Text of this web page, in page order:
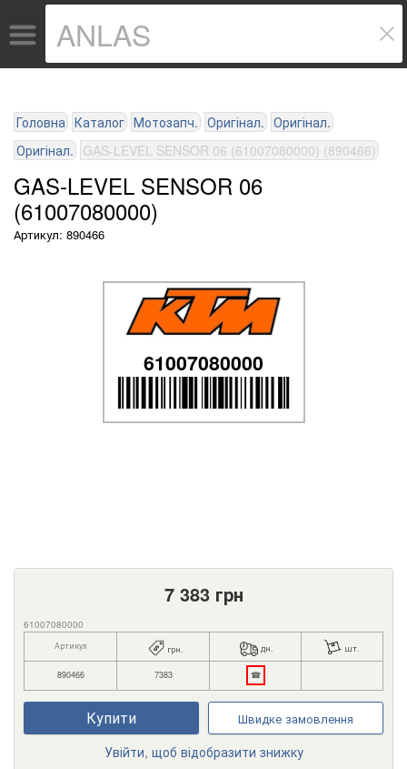
Головна Каталог Мотозапч. Оригінал. Оригінал.
Оригінал. GAS-LEVEL SENSOR 06 (61007080000) (890466)
GAS-LEVEL SENSOR 06
(61007080000)
Артикул: 890466
61007080000
7 383грн
61007080000
Артикул грн. дн. шт.
890466 7383 ☎
Купити Швидке замовлення
Увійти, щоб відобразити знижку